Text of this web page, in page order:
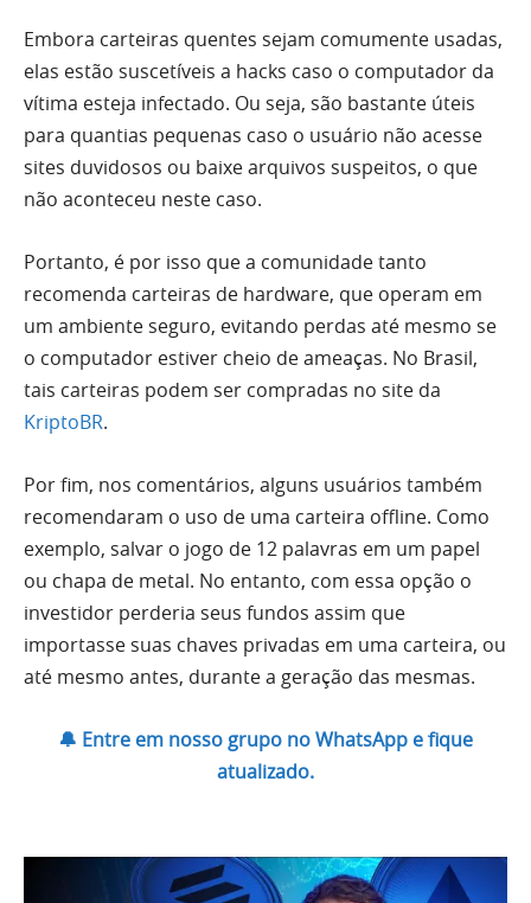
Embora carteiras quentes sejam comumente usadas,
elas estão suscetíveis a hacks caso o computador da
vítima esteja infectado. Ou seja, são bastante úteis
para quantias pequenas caso o usuário não acesse
sites duvidosos ou baixe arquivos suspeitos, o que
não aconteceu neste caso.
Portanto, é por isso que a comunidade tanto
recomenda carteiras de hardware, que operam em
um ambiente seguro, evitando perdas até mesmo se
o computador estiver cheio de ameaças. No Brasil,
tais carteiras podem ser compradas no site da
KriptoBR.
Por fim, nos comentários, alguns usuários também
recomendaram o uso de uma carteira offline. Como
exemplo, salvar o jogo de 12 palavras em um papel
ou chapa de metal. No entanto, com essa opção o
investidor perderia seus fundos assim que
importasse suas chaves privadas em uma carteira, ou
até mesmo antes, durante a geração das mesmas.
🔔 Entre em nosso grupo no WhatsApp e fique
atualizado.